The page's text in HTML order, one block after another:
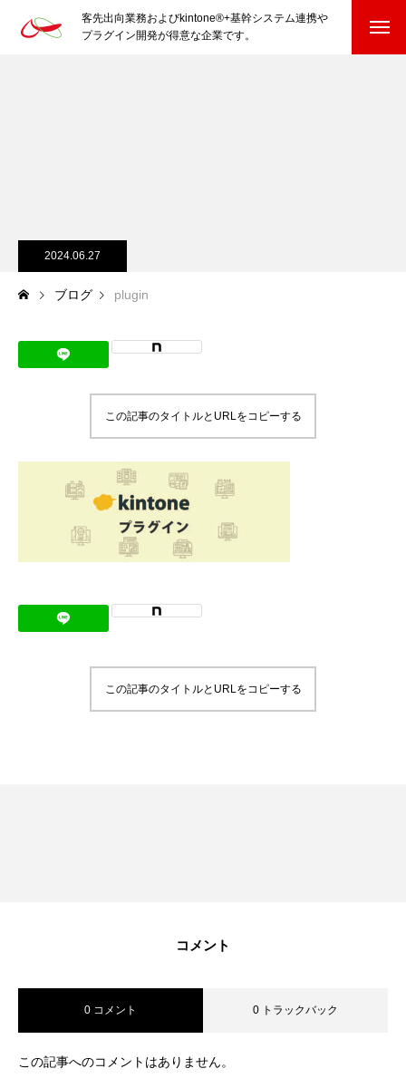
客先出向業務およびkintone®+基幹システム連携や
プラグイン開発が得意な企業です。
PluginAdaptiX Service Guide
HP/EC/Design/Logo
制作実績
COMPANY 会社を知る
会社概要
BUSINESS
インタビュー
SDGs取り組み
2024.06.27
ブログ plugin
この記事のタイトルとURLをコピーする
この記事のタイトルとURLをコピーする
コメント
0 コメント 0 トラックバック
この記事へのコメントはありません。